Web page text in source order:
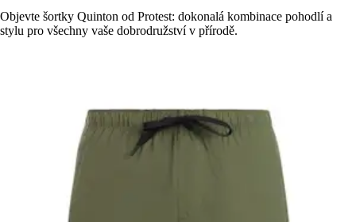
Objevte šortky Quinton od Protest: dokonalá kombinace pohodlí a
stylu pro všechny vaše dobrodružství v přírodě.